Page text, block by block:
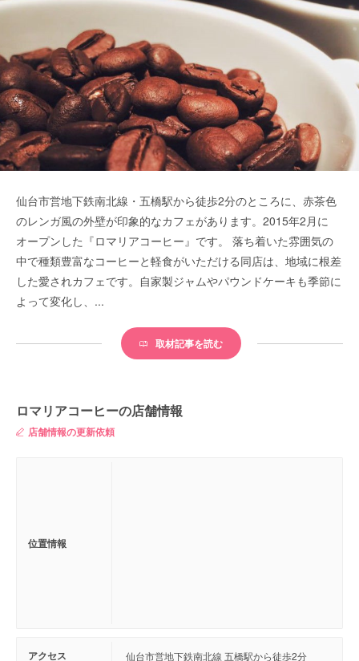
仙台市営地下鉄南北線・五橋駅から徒歩2分のところに、赤茶色
のレンガ風の外壁が印象的なカフェがあります。2015年2月に
オープンした『ロマリアコーヒー』です。 落ち着いた雰囲気の
中で種類豊富なコーヒーと軽食がいただける同店は、地域に根差
した愛されカフェです。自家製ジャムやパウンドケーキも季節に
よって変化し、...
取材記事を読む
ロマリアコーヒーの店舗情報
店舗情報の更新依頼
位置情報
アクセス 仙台市営地下鉄南北線 五橋駅から徒歩2分